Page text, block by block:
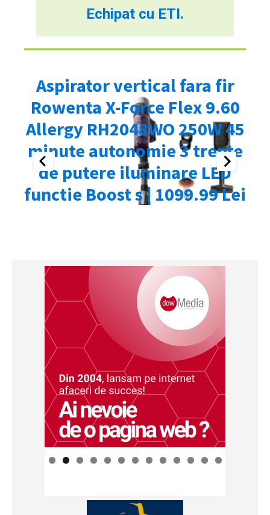
Echipat cu ETI.